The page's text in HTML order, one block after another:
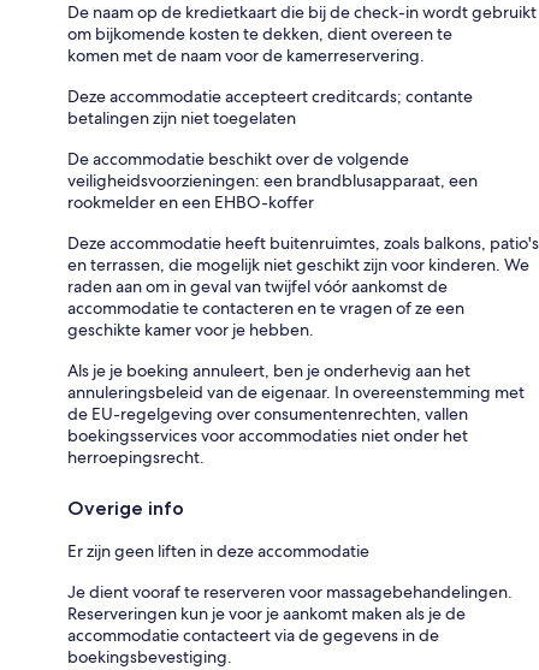
De naam op de kredietkaart die bij de check-in wordt gebruikt
om bijkomende kosten te dekken, dient overeen te
komen met de naam voor de kamerreservering.
Deze accommodatie accepteert creditcards; contante
betalingen zijn niet toegelaten
De accommodatie beschikt over de volgende
veiligheidsvoorzieningen: een brandblusapparaat, een
rookmelder en een EHBO-koffer
Deze accommodatie heeft buitenruimtes, zoals balkons, patio's
en terrassen, die mogelijk niet geschikt zijn voor kinderen. We
raden aan om in geval van twijfel vóór aankomst de
accommodatie te contacteren en te vragen of ze een
geschikte kamer voor je hebben.
Als je je boeking annuleert, ben je onderhevig aan het
annuleringsbeleid van de eigenaar. In overeenstemming met
de EU-regelgeving over consumentenrechten, vallen
boekingsservices voor accommodaties niet onder het
herroepingsrecht.
Overige info
Er zijn geen liften in deze accommodatie
Je dient vooraf te reserveren voor massagebehandelingen.
Reserveringen kun je voor je aankomt maken als je de
accommodatie contacteert via de gegevens in de
boekingsbevestiging.